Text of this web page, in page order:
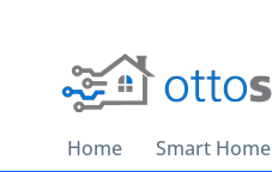
Home Smart Home